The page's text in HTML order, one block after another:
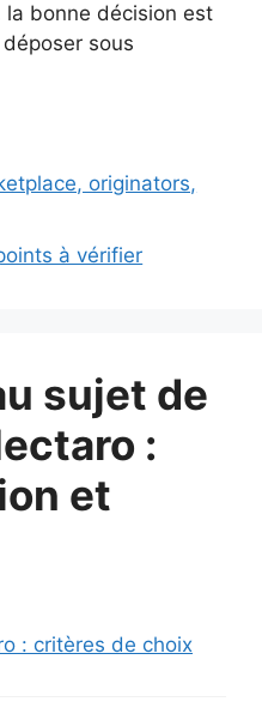
bonne décision est
sous
originators,
à vérifier
sujet de
:
et
: critères de choix